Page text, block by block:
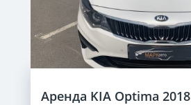
Аренда KIA Optima 2018